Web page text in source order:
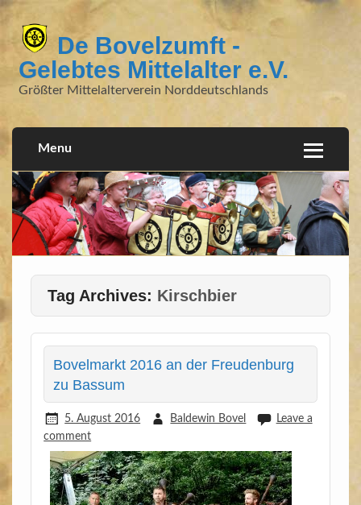
De Bovelzumft -
Gelebtes Mittelalter e.V.
Größter Mittelalterverein Norddeutschlands
Menu
Tag Archives: Kirschbier
Bovelmarkt 2016 an der Freudenburg
zu Bassum
5. August 2016 Baldewin Bovel
Leave a
comment